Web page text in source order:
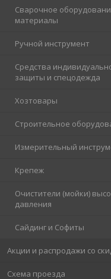
Сварочное
материалы
Ручной инструмент
Средства
защиты и спецодежда
Хозтовары
Строительное
Измерительный
Крепеж
Очистители (мойки)
давления
Сайдинг и Софиты
Акции и распродажи со
Схема проезда